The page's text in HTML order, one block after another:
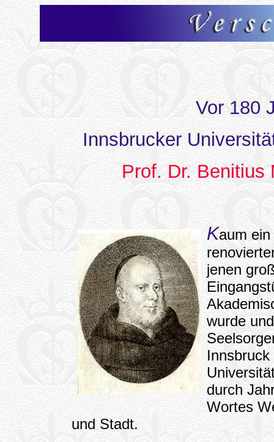
Vor 180
Innsbrucker
Prof. Dr.
Kaum
jenen
wurde
durch
Wortes
und Stadt.